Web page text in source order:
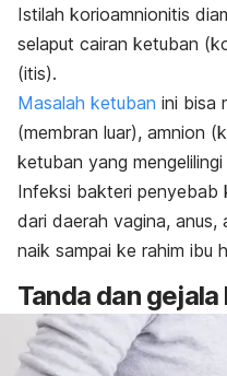
Istilah korioamnionitis
selaput cairan ketuban
(itis).
Masalah ketuban ini bisa
(membran luar), amnion
ketuban yang mengelilingi
Infeksi bakteri penyebab
dari daerah vagina, anus,
naik sampai ke rahim ibu
Tanda dan